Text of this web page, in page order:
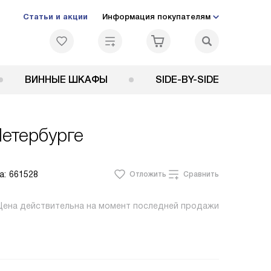
Статьи и акции Информация покупателям
ВИННЫЕ ШКАФЫ SIDE-BY-SIDE
661528 Отложить Сравнить
Цена действительна на момент последней продажи